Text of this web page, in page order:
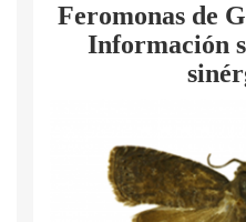
Feromonas de
Información